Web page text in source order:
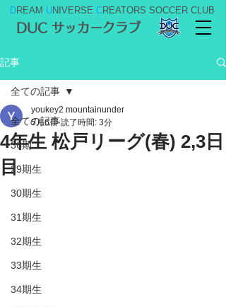
DREAM UNIVERSE CREATORS SOCCER CLUB
DUC サッカークラブ
記事
全ての記事
36期
29期生
30期生
31期生
32期生
33期生
34期生
全ての記事
4年生 松戸リーグ(春) 2,3日
目
youkey2 mountainunder
5月6日 読了時間: 3分